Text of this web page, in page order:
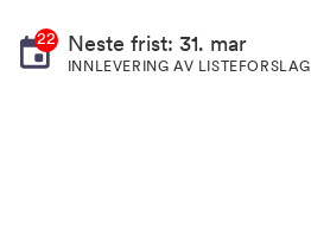
22 Neste frist: 31. mar
INNLEVERING AV LISTEFORSLAG